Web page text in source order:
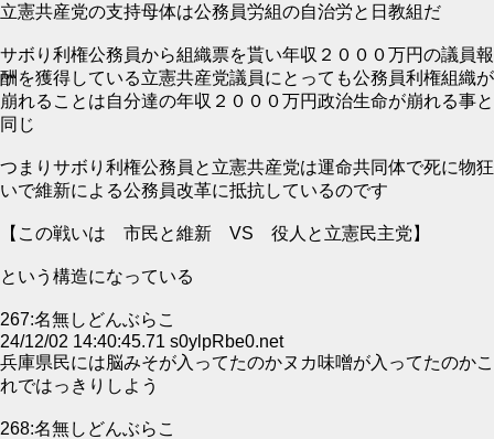
立憲共産党の支持母体は公務員労組の自治労と日教組だ
サボり利権公務員から組織票を貰い年収２０００万円の議員報
酬を獲得している立憲共産党議員にとっても公務員利権組織が
崩れることは自分達の年収２０００万円政治生命が崩れる事と
同じ
つまりサボり利権公務員と立憲共産党は運命共同体で死に物狂
いで維新による公務員改革に抵抗しているのです
【この戦いは 市民と維新 VS 役人と立憲民主党】
という構造になっている
267:名無しどんぶらこ
24/12/02 14:40:45.71 s0ylpRbe0.net
兵庫県民には脳みそが入ってたのかヌカ味噌が入ってたのかこ
れではっきりしよう
268:名無しどんぶらこ